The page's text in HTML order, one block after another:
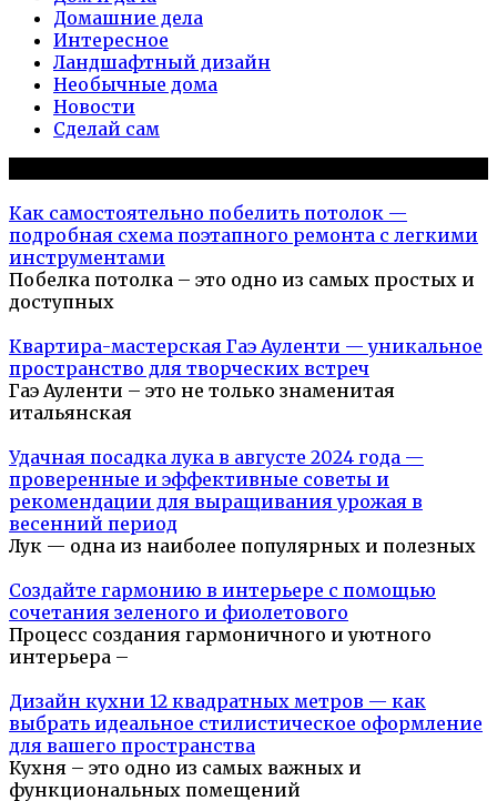
Домашние дела
Интересное
Ландшафтный дизайн
Необычные дома
Новости
Сделай сам
Как самостоятельно побелить потолок —
подробная схема поэтапного ремонта с легкими
инструментами
Побелка потолка – это одно из самых простых и
доступных
Квартира-мастерская Гаэ Ауленти — уникальное
пространство для творческих встреч
Гаэ Ауленти – это не только знаменитая
итальянская
Удачная посадка лука в августе 2024 года —
проверенные и эффективные советы и
рекомендации для выращивания урожая в
весенний период
Лук — одна из наиболее популярных и полезных
Создайте гармонию в интерьере с помощью
сочетания зеленого и фиолетового
Процесс создания гармоничного и уютного
интерьера –
Дизайн кухни 12 квадратных метров — как
выбрать идеальное стилистическое оформление
для вашего пространства
Кухня – это одно из самых важных и
функциональных помещений